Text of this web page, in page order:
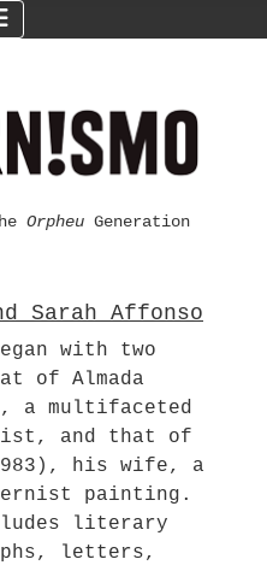
Orpheu Generation
Sarah Affonso
with two
of Almada
a multifaceted
and that of
his wife, a
painting.
literary
letters,